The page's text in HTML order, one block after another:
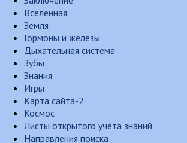
Вселенная
Земля
Гормоны и железы
Дыхательная система
Зубы
Знания
Игры
Карта сайта-2
Космос
Листы открытого учета знаний
Направления поиска